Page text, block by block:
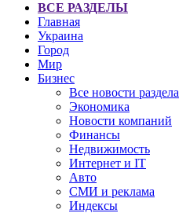
ВСЕ РАЗДЕЛЫ
Главная
Украина
Город
Мир
Бизнес
Все новости раздела
Экономика
Новости компаний
Финансы
Недвижимость
Интернет и IT
Авто
СМИ и реклама
Индексы